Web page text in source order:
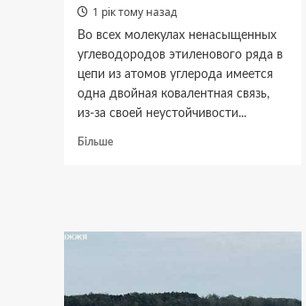
1 рік тому назад
Во всех молекулах ненасыщенных
углеводородов этиленового ряда в
цепи из атомов углерода имеется
одна двойная ковалентная связь,
из-за своей неустойчивости...
БільшеДокладніше